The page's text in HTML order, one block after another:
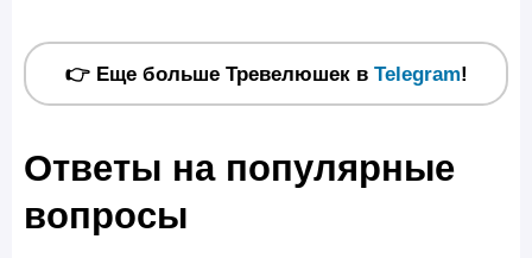
👉 Еще больше Тревелюшек в Telegram!
Ответы на популярные
вопросы